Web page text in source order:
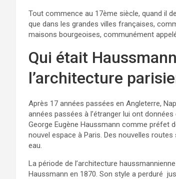
Tout commence au 17ème siècle, quand il
que dans les grandes villes françaises,
maisons bourgeoises, communément
Qui était
l’architecture
Après 17 années passées en Angleterre,
années passées à l’étranger lui ont
George Eugène Haussmann comme préfet
nouvel espace à Paris. Des nouvelles
eau.
La période de l’architecture
Haussmann en 1870. Son style a perduré